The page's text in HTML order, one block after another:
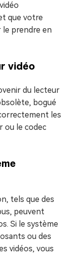
que votre
le prendre en
vidéo
du lecteur
bogué
les
ou le codec
tels que des
peuvent
Si le système
ou des
vidéos, vous